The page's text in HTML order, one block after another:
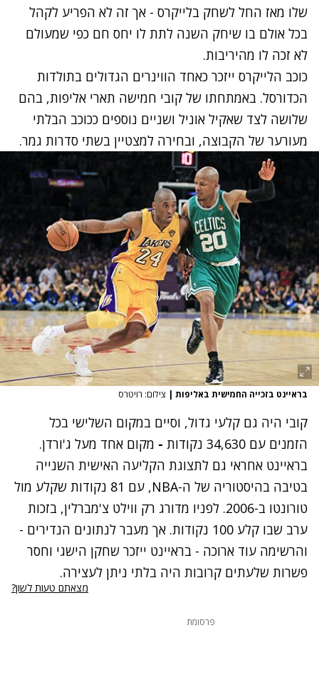
שלו מאז החל לשחק בלייקרס - אך זה לא הפריע לקהל
בכל אולם בו שיחק השנה לתת לו יחס חם כפי שמעולם
לא זכה לו מהיריבות.
כוכב הלייקרס ייזכר כאחד הווינרים הגדולים בתולדות
הכדורסל. באמתחתו של קובי חמישה תארי אליפות, בהם
שלושה לצד שאקיל אוניל ושניים נוספים ככוכב הבלתי
מעורער של הקבוצה, ובחירה למצטיין בשתי סדרות גמר.
בראיינט בזכייה החמישית באליפות | צילום: רויטרס
קובי היה גם קלעי גדול, וסיים במקום השלישי בכל
הזמנים עם 34,630 נקודות
- מקום אחד מעל ג'ורדן.
בראיינט אחראי גם לתצוגת הקליעה האישית השנייה
בטיבה בהיסטוריה של ה-NBA, עם 81 נקודות שקלע מול
טורונטו ב-2006. לפניו מדורג רק ווילט צ'מברלין, בזכות
ערב שבו קלע 100 נקודות. אך מעבר לנתונים הנדירים -
והרשימה עוד ארוכה - בראיינט ייזכר שחקן הישגי וחסר
פשרות שלעתים קרובות היה בלתי ניתן לעצירה.
מצאתם טעות לשון?
פרסומת